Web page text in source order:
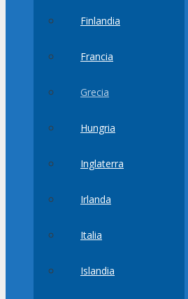
Finlandia
Francia
Grecia
Hungria
Inglaterra
Irlanda
Italia
Islandia